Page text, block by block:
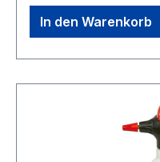
Neunkirchen, DE, 0 27 35 / 76 01 20, info@capito-
gmbh.de
In den Warenkorb